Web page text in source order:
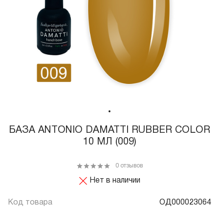
БАЗА ANTONIO DAMATTI RUBBER COLOR
10 МЛ (009)
Нет в наличии
0 отзывов
Код товара ОД000023064